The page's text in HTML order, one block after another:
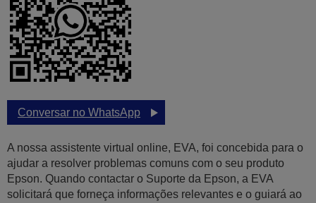
Conversar no WhatsApp
A nossa assistente virtual online, EVA, foi concebida para o
ajudar a resolver problemas comuns com o seu produto
Epson. Quando contactar o Suporte da Epson, a EVA
solicitará que forneça informações relevantes e o guiará ao